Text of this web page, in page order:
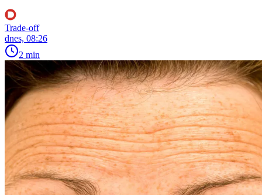
Trade-off
dnes, 08:26
2 min